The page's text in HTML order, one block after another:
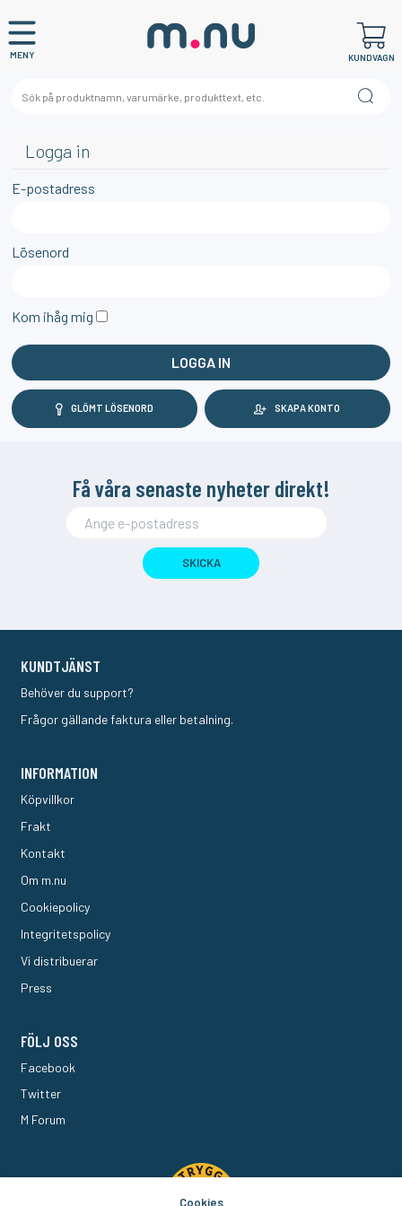
MENY KUNDVAGN
Logga in
E-postadress
Lösenord
Kom ihåg mig
GLÖMT LÖSENORD SKAPA KONTO
Få våra senaste nyheter direkt!
SKICKA
KUNDTJÄNST
Behöver du support?
Frågor gällande faktura eller betalning.
INFORMATION
Köpvillkor
Frakt
Kontakt
Om m.nu
Cookiepolicy
Integritetspolicy
Vi distribuerar
Press
FÖLJ OSS
Facebook
Twitter
M Forum
Cookies